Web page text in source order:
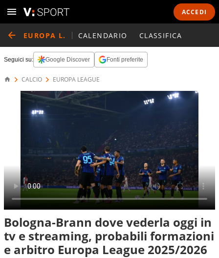
ACCEDI
EUROPA L. CALENDARIO CLASSIFICA
Seguici su: Google Discover Fonti preferite
CALCIO EUROPA LEAGUE
Bologna-Brann dove vederla oggi in
tv e streaming, probabili formazioni
e arbitro Europa League 2025/2026